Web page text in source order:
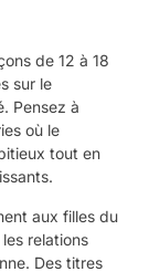
de 12 à 18
sur le
Pensez à
où le
tout en
aux filles du
relations
Des titres